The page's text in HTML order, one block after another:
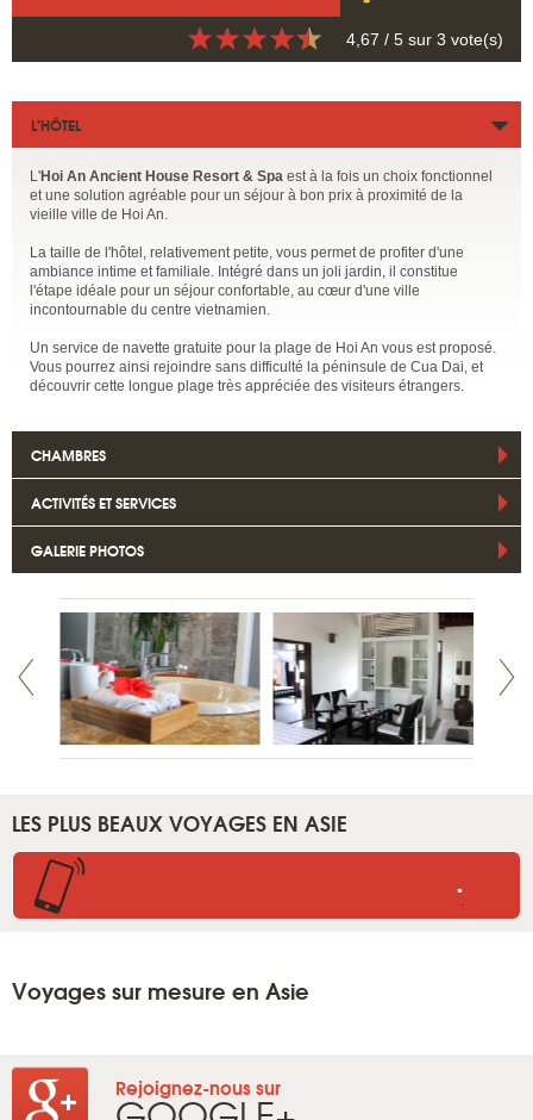
4,67 / 5 sur 3 vote(s)
L’HÔTEL
L'Hoi An Ancient House Resort & Spa est à la fois un choix fonctionnel
et une solution agréable pour un séjour à bon prix à proximité de la
vieille ville de Hoi An.
La taille de l'hôtel, relativement petite, vous permet de profiter d'une
ambiance intime et familiale. Intégré dans un joli jardin, il constitue
l'étape idéale pour un séjour confortable, au cœur d'une ville
incontournable du centre vietnamien.
Un service de navette gratuite pour la plage de Hoi An vous est proposé.
Vous pourrez ainsi rejoindre sans difficulté la péninsule de Cua Dai, et
découvrir cette longue plage très appréciée des visiteurs étrangers.
CHAMBRES
ACTIVITÉS ET SERVICES
GALERIE PHOTOS
LES PLUS BEAUX VOYAGES EN ASIE
..
Voyages sur mesure en Asie
Rejoignez-nous sur